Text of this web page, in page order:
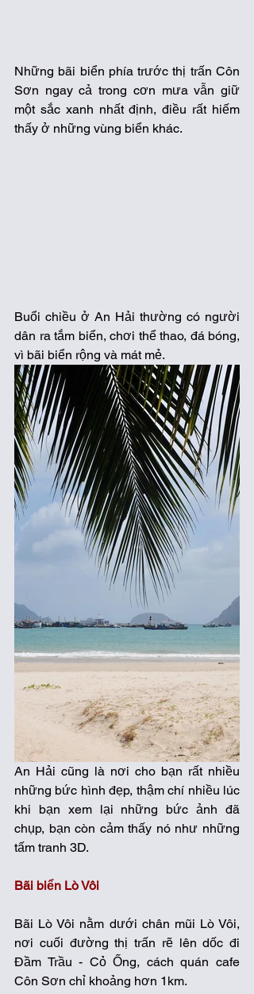
Những bãi biển phía trước thị trấn Côn
Sơn ngay cả trong cơn mưa vẫn giữ
một sắc xanh nhất định, điều rất hiếm
thấy ở những vùng biển khác.
Buổi chiều ở An Hải thường có người
dân ra tắm biển, chơi thể thao, đá bóng,
vì bãi biển rộng và mát mẻ.
An Hải cũng là nơi cho bạn rất nhiều
những bức hình đẹp, thậm chí nhiều lúc
khi bạn xem lại những bức ảnh đã
chụp, bạn còn cảm thấy nó như những
tấm tranh 3D.
Bãi biển Lò Vôi
Bãi Lò Vôi nằm dưới chân mũi Lò Vôi,
nơi cuối đường thị trấn rẽ lên dốc đi
Đầm Trầu - Cỏ Ống, cách quán cafe
Côn Sơn chỉ khoảng hơn 1km.